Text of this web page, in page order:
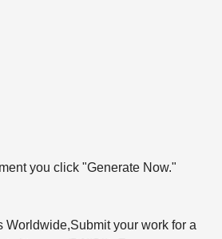
you click "Generate Now."
your work for a